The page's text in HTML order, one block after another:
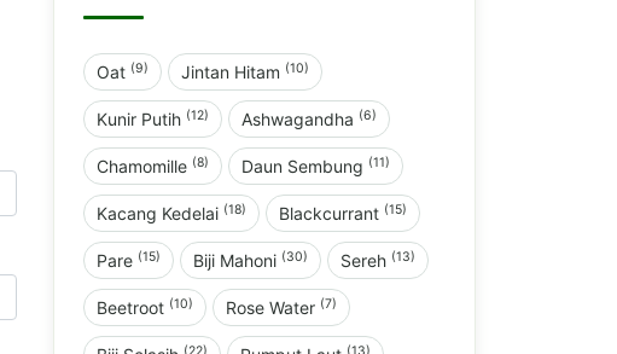
Oat (9) Jintan Hitam (10)
Kunir Putih (12) Ashwagandha (6)
Chamomille (8) Daun Sembung (11)
Kacang Kedelai (18) Blackcurrant (15)
Pare (15) Biji Mahoni (30) Sereh (13)
Beetroot (10) Rose Water (7)
(22) (13)